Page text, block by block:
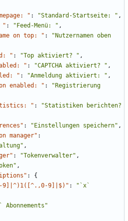
" : "Standard-Startseite: " ,
" : "Feed-Menü: " ,
on top: " :
"Nutzernamen oben
" : "Top aktiviert? " ,
" : "CAPTCHA aktiviert? " ,
" : "Anmeldung aktiviert: " ,
enabled: " :
"Registrierung
" :
"Statistiken berichten?
: "Einstellungen speichern" ,
manager" :
,
: "Tokenverwalter" ,
,
:
{
9]|^)1([^.,0-9]|$)" :
"`x`
Abonnements"